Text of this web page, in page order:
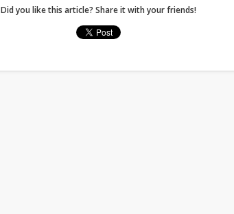
Did you like this article? Share it with your friends!